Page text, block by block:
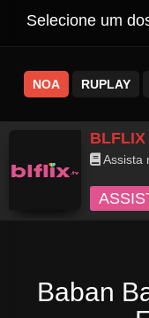
Selecione um
NOA RUPLAY
BLFLIX
Assista
Baban